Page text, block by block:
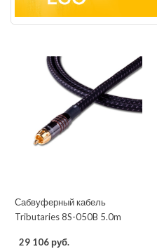
Сабвуферный кабель
Tributaries 8S-050B 5.0m
29 106 руб.